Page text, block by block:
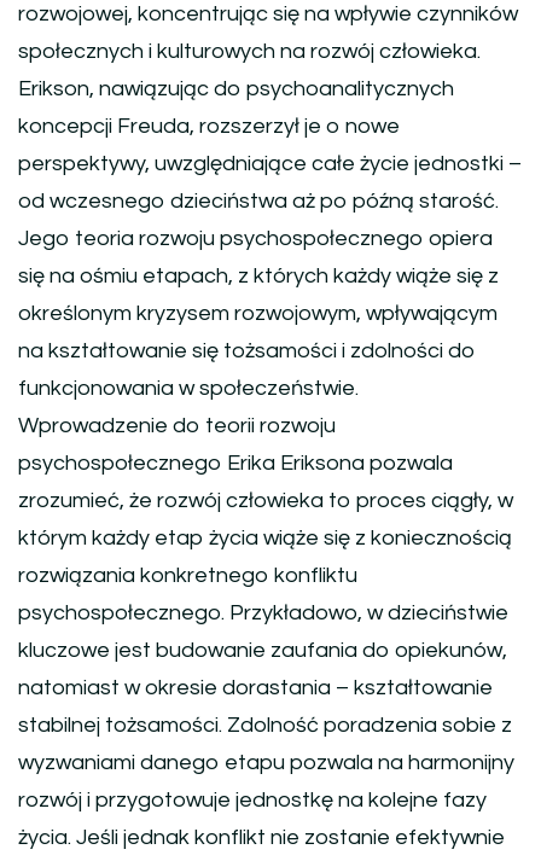
rozwojowej, koncentrując się na wpływie czynników
społecznych i kulturowych na rozwój człowieka.
Erikson, nawiązując do psychoanalitycznych
koncepcji Freuda, rozszerzył je o nowe
perspektywy, uwzględniające całe życie jednostki –
od wczesnego dzieciństwa aż po późną starość.
Jego teoria rozwoju psychospołecznego opiera
się na ośmiu etapach, z których każdy wiąże się z
określonym kryzysem rozwojowym, wpływającym
na kształtowanie się tożsamości i zdolności do
funkcjonowania w społeczeństwie.
Wprowadzenie do teorii rozwoju
psychospołecznego Erika Eriksona pozwala
zrozumieć, że rozwój człowieka to proces ciągły, w
którym każdy etap życia wiąże się z koniecznością
rozwiązania konkretnego konfliktu
psychospołecznego. Przykładowo, w dzieciństwie
kluczowe jest budowanie zaufania do opiekunów,
natomiast w okresie dorastania – kształtowanie
stabilnej tożsamości. Zdolność poradzenia sobie z
wyzwaniami danego etapu pozwala na harmonijny
rozwój i przygotowuje jednostkę na kolejne fazy
życia. Jeśli jednak konflikt nie zostanie efektywnie